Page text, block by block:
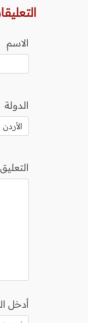
الاسم
الدولة
التعليق
أدخل